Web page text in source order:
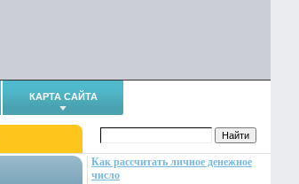
КАРТА САЙТА
Как рассчитать личное денежное
число